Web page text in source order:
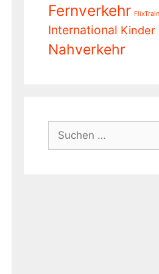
Fernverkehr FlixTrain
International Kinder
Nahverkehr
nach: